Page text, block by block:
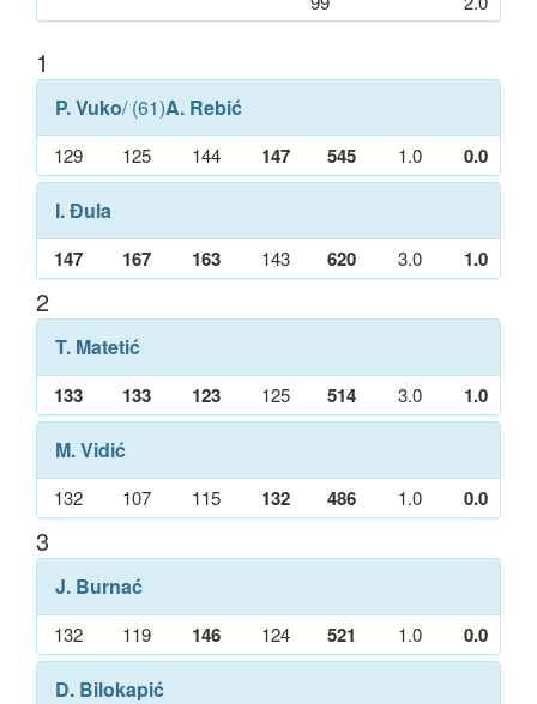
1
P. Vuko/ (61)A. Rebić
129 125 144 147 545 1.0 0.0
I. Đula
147 167 163 143 620 3.0 1.0
2
T. Matetić
133 133 123 125 514 3.0 1.0
M. Vidić
132 107 115 132 486 1.0 0.0
3
J. Burnać
132 119 146 124 521 1.0 0.0
D. Bilokapić